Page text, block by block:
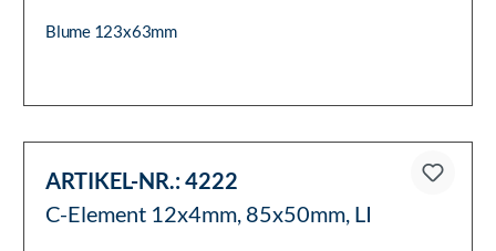
Blume 123x63mm
ARTIKEL-NR.:4222
C-Element 12x4mm, 85x50mm, LI